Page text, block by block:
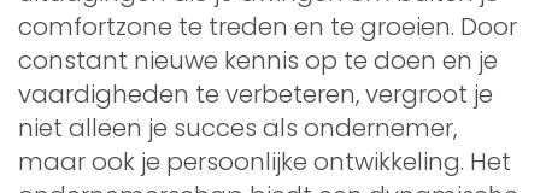
comfortzone te treden en te groeien. Door
constant nieuwe kennis op te doen en je
vaardigheden te verbeteren, vergroot je
niet alleen je succes als ondernemer,
maar ook je persoonlijke ontwikkeling. Het